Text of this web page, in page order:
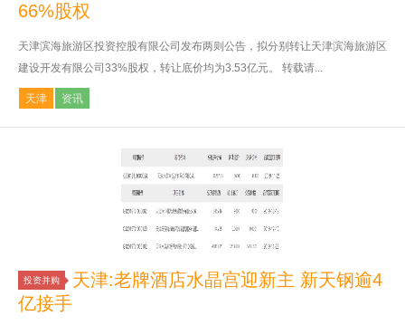
66%股权
天津滨海旅游区投资控股有限公司发布两则公告，拟分别转让天津滨海旅游区
建设开发有限公司33%股权，转让底价均为3.53亿元。 转载请...
天津 资讯
投资并购
天津:老牌酒店水晶宫迎新主 新天钢逾4
亿接手